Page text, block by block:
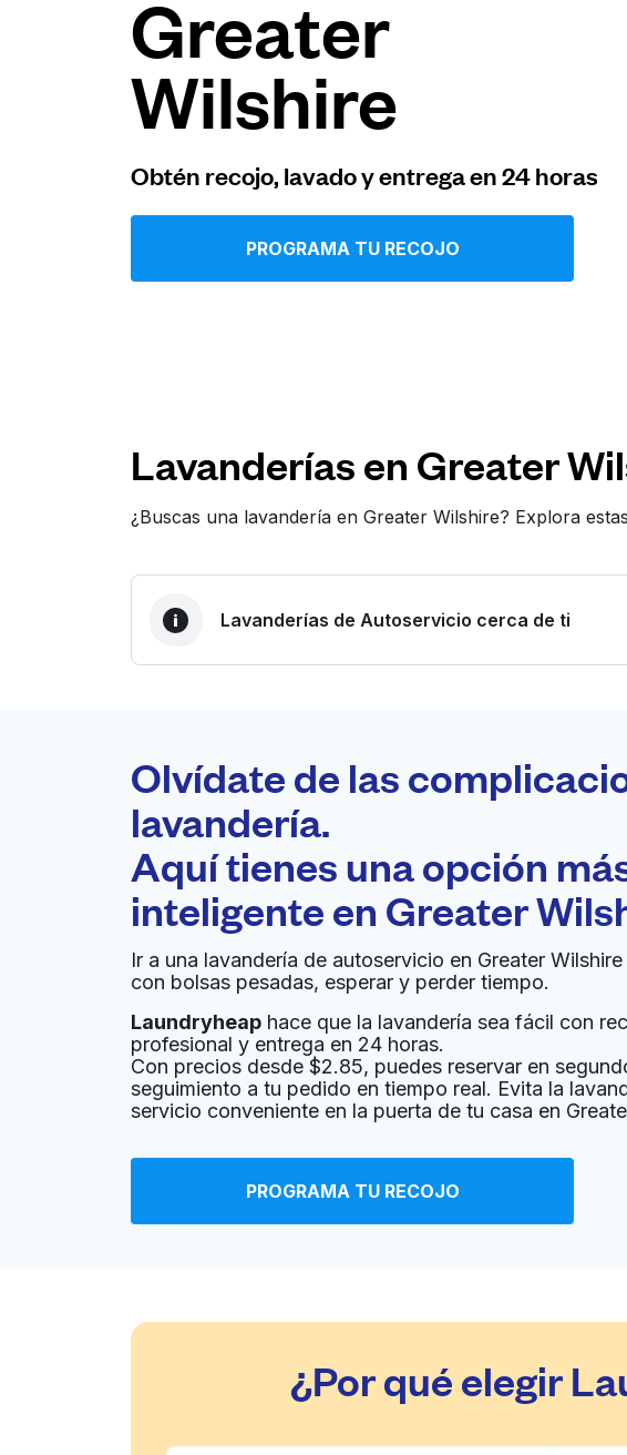
Iniciar sesión
Descarga nuestra app
Greater
Wilshire
Obtén recojo, lavado y entrega en 24 horas
PROGRAMA TU RECOJO
Lavanderías en Greater
¿Buscas una lavandería en Greater Wilshire? Explora
Lavanderías de Autoservicio cerca de ti
Recojo y entrega a en la
puerta de casa
Abierto 24/7
Laundromat
722 Vine St, Los Angeles, CA 90038, United States
? min
Calcular la distancia
Mostrar número
Maytag Ir al
Calcular la distancia
Mostrar número
Entrega a domicilio:
Olvídate de las
lavandería.
Aquí tienes una opción
inteligente en Greater
Ir a una lavandería de autoservicio en Greater
con bolsas pesadas, esperar y perder tiempo.
Laundryheap hace que la lavandería sea fácil con
profesional y entrega en 24 horas.
Con precios desde $2.85, puedes reservar en
seguimiento a tu pedido en tiempo real. Evita la
servicio conveniente en la puerta de tu casa en
PROGRAMA TU RECOJO
¿Por qué elegir